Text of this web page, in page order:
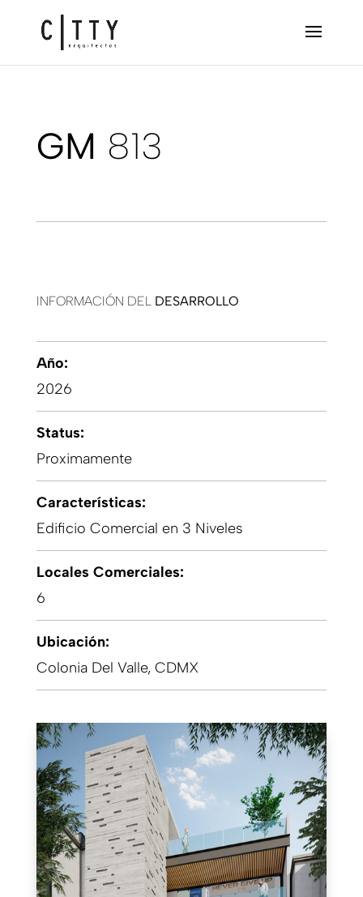
GM 813
INFORMACIÓN DEL DESARROLLO
Año:
2026
Status:
Proximamente
Características:
Edificio Comercial en 3 Niveles
Locales Comerciales:
6
Ubicación:
Colonia Del Valle, CDMX